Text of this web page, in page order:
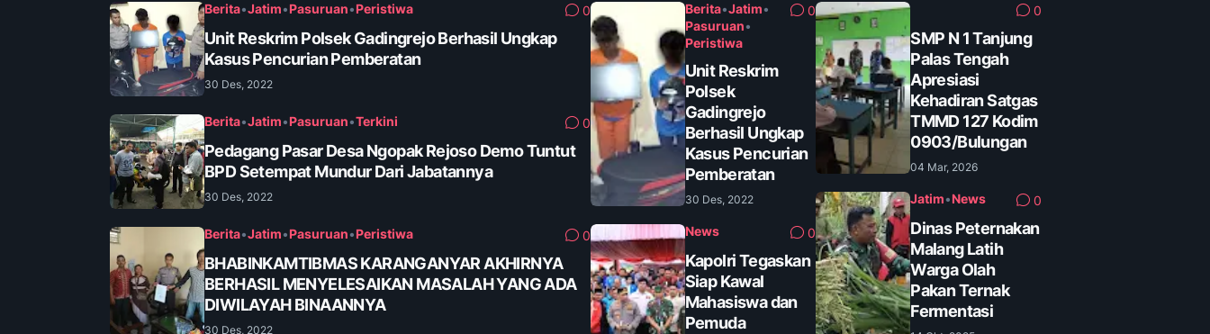
Berita•Jatim•Pasuruan•Peristiwa 0
Unit Reskrim Polsek Gadingrejo Berhasil Ungkap
Kasus Pencurian Pemberatan
30 Des, 2022
Berita•Jatim•Pasuruan•Terkini 0
Pedagang Pasar Desa Ngopak Rejoso Demo Tuntut
BPD Setempat Mundur Dari Jabatannya
30 Des, 2022
Berita•Jatim•Pasuruan•Peristiwa 0
BHABINKAMTIBMAS KARANGANYAR AKHIRNYA
BERHASIL MENYELESAIKAN MASALAH YANG ADA
DIWILAYAH BINAANNYA
30 Des, 2022
Berita•Jatim•
Pasuruan•
Peristiwa
0
Unit Reskrim
Polsek
Gadingrejo
Berhasil Ungkap
Kasus Pencurian
Pemberatan
30 Des, 2022
News 0
Kapolri Tegaskan
Siap Kawal
Mahasiswa dan
Pemuda
0
SMP N 1 Tanjung
Palas Tengah
Apresiasi
Kehadiran Satgas
TMMD 127 Kodim
0903/Bulungan
04 Mar, 2026
Jatim•News 0
Dinas Peternakan
Malang Latih
Warga Olah
Pakan Ternak
Fermentasi